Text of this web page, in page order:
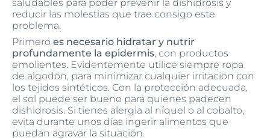
saludables para poder prevenir la dishidrosis y
reducir las molestias que trae consigo este
problema.
Primero es necesario hidratar y nutrir
profundamente la epidermis, con productos
emolientes. Evidentemente utilice siempre ropa
de algodón, para minimizar cualquier irritación con
los tejidos sintéticos. Con la protección adecuada,
el sol puede ser bueno para quienes padecen
dishidrosis. Si tienes alergia al níquel o al cobalto,
evita durante unos días ingerir alimentos que
puedan agravar la situación.